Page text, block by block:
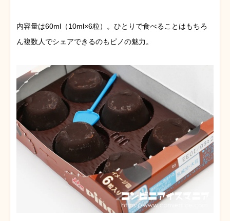
内容量は60ml（10ml×6粒）。ひとりで食べることはもちろ
ん複数人でシェアできるのもピノの魅力。